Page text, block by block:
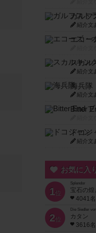
ガルフ
紹介文
エコー
スカル
紹介文
海兵隊
紹介文
ドコジ
紹介文
お気に入
1位
Splendor
宝石の煌
4041名
2位
Die Siedler
カタン
3616名